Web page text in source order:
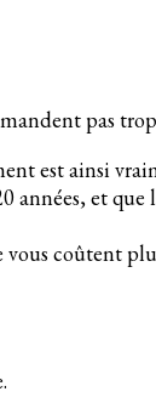
pas
est ainsi
et
coûtent